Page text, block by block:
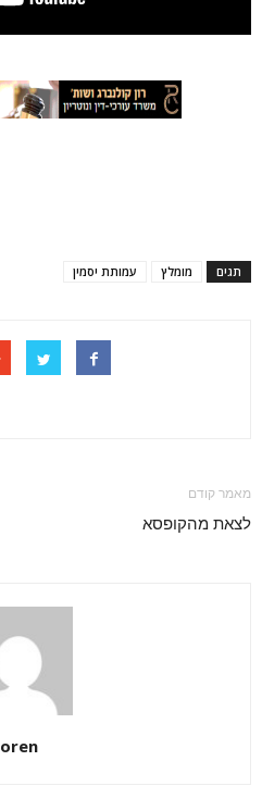
תגים מומלץ עמותת יסמין
מאמר קודם
לצאת מהקופסא
oren